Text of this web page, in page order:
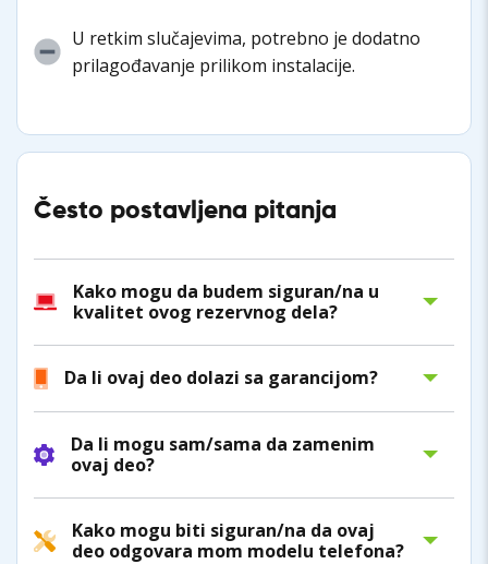
U retkim slučajevima, potrebno je dodatno
prilagođavanje prilikom instalacije.
Često postavljena pitanja
Kako mogu da budem siguran/na u
kvalitet ovog rezervnog dela?
Da li ovaj deo dolazi sa garancijom?
Da li mogu sam/sama da zamenim
ovaj deo?
Kako mogu biti siguran/na da ovaj
deo odgovara mom modelu telefona?